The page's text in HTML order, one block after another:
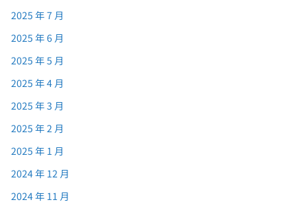
2025 年 7 月
2025 年 6 月
2025 年 5 月
2025 年 4 月
2025 年 3 月
2025 年 2 月
2025 年 1 月
2024 年 12 月
2024 年 11 月